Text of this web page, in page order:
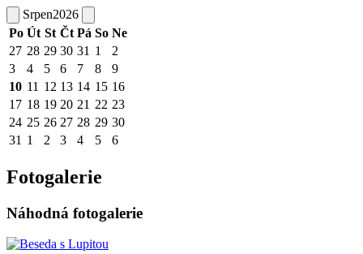
Srpen2026
Po Út St Čt Pá So Ne
27 28 29 30 31 1
2
3
4 5 6 7 8
9
10 11 12 13 14 15 16
17 18 19 20 21 22 23
24 25 26 27 28 29 30
31 1 2 3 4 5 6
Fotogalerie
Náhodná fotogalerie